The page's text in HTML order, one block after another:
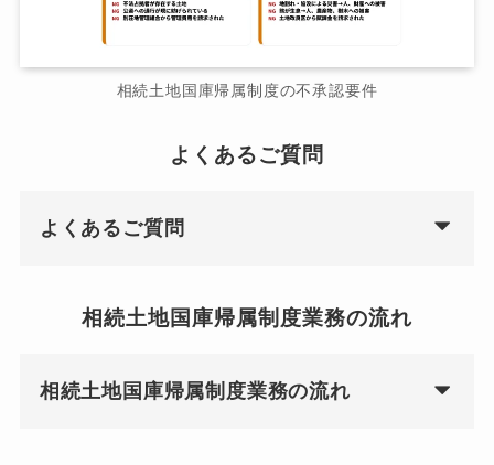
相続土地国庫帰属制度の不承認要件
よくあるご質問
よくあるご質問
相続土地国庫帰属制度業務の流れ
相続土地国庫帰属制度業務の流れ